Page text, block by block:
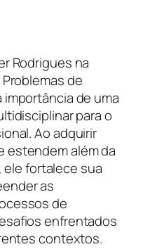
Rodrigues na
de
de uma
para o
Ao adquirir
estendem além da
fortalece sua
as
de
enfrentados
contextos.